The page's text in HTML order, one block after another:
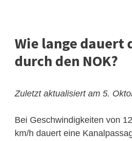
Wie lange dauert
durch den NOK?
Zuletzt aktualisiert am 5.
Bei Geschwindigkeiten von
km/h dauert eine